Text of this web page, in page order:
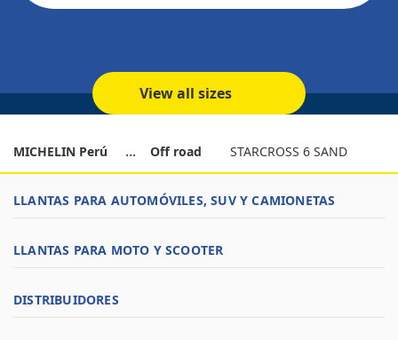
View all sizes
MICHELIN Perú Off road STARCROSS 6 SAND
LLANTAS PARA AUTOMÓVILES, SUV Y CAMIONETAS
LLANTAS PARA MOTO Y SCOOTER
DISTRIBUIDORES